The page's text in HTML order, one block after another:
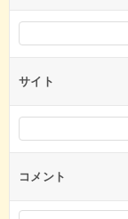
サイト
コメント